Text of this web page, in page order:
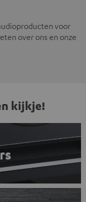
voor
over ons en onze
kijkje!